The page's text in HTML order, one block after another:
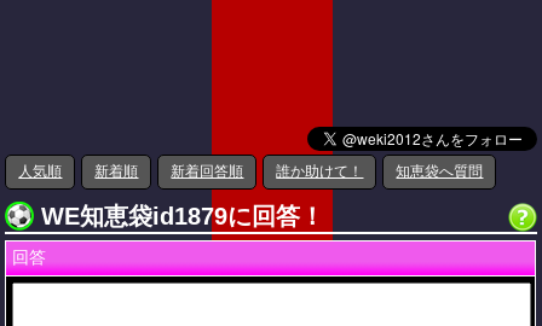
人気順 新着順 新着回答順 誰か助けて！ 知恵袋へ質問
WE知恵袋id1879に回答！
回答